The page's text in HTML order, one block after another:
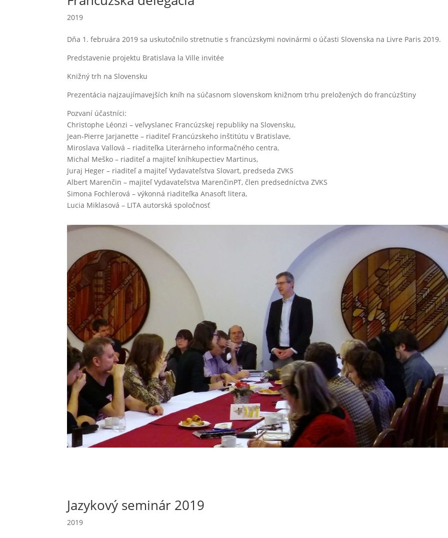
2019
Dňa 1. februára 2019 sa uskutočnilo stretnutie s francúzskymi novinármi o účasti Slovenska na Livre Paris 2019.
Predstavenie projektu Bratislava la Ville invitée
Knižný trh na Slovensku
Prezentácia najzaujímavejších kníh na súčasnom slovenskom knižnom trhu preložených do francúzštiny
Pozvaní účastníci:
Christophe Léonzi – veľvyslanec Francúzskej republiky na Slovensku,
Jean-Pierre Jarjanette – riaditeľ Francúzskeho inštitútu v Bratislave,
Miroslava Vallová – riaditeľka Literárneho informačného centra,
Michal Meško – riaditeľ a majiteľ kníhkupectiev Martinus,
Juraj Heger – riaditeľ a majiteľ Vydavateľstva Slovart, predseda ZVKS
Albert Marenčin – majiteľ Vydavateľstva MarenčinPT, člen predsedníctva ZVKS
Simona Fochlerová – výkonná riaditeľka Anasoft litera,
Lucia Miklasová – LITA autorská spoločnosť
Jazykový seminár 2019
2019